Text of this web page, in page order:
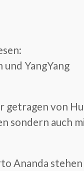
YangYang
getragen von
sondern auch
Ananda stehen